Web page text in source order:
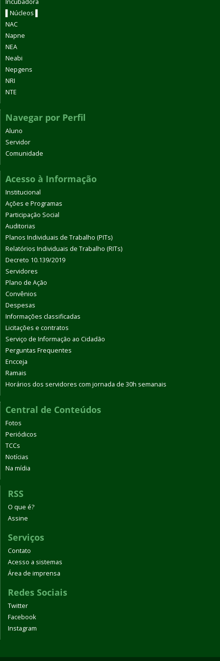
Incubadora
▌Núcleos ▌
NAC
Napne
NEA
Neabi
Nepgens
NRI
NTE
Navegar por Perfil
Aluno
Servidor
Comunidade
Acesso à Informação
Institucional
Ações e Programas
Participação Social
Auditorias
Planos Individuais de Trabalho (PITs)
Relatórios Individuais de Trabalho (RITs)
Decreto 10.139/2019
Servidores
Plano de Ação
Convênios
Despesas
Informações classificadas
Licitações e contratos
Serviço de Informação ao Cidadão
Perguntas Frequentes
Encceja
Ramais
Horários dos servidores com jornada de 30h semanais
Central de Conteúdos
Fotos
Periódicos
TCCs
Notícias
Na mídia
RSS
O que é?
Assine
Serviços
Contato
Acesso a sistemas
Área de imprensa
Redes Sociais
Twitter
Facebook
Instagram